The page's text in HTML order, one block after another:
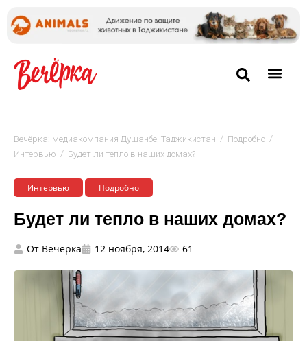
Вечёрка: медиакомпания Душанбе, Таджикистан / Подробно /
Интервью / Будет ли тепло в наших домах?
Интервью Подробно
Будет ли тепло в наших домах?
От Вечерка 12 ноября, 2014 61